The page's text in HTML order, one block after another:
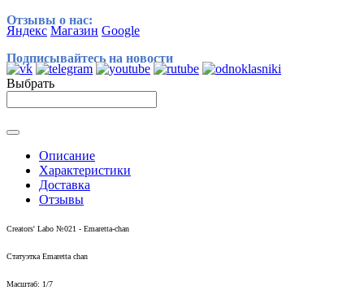
Отзывы о нас:
Яндекс Магазин Google
Подписывайтесь на новости
Выбрать
Описание
Характеристики
Доставка
Отзывы
Creators' Labo №021 - Emaretta-chan
Статуэтка Emaretta chan
Масштаб: 1/7